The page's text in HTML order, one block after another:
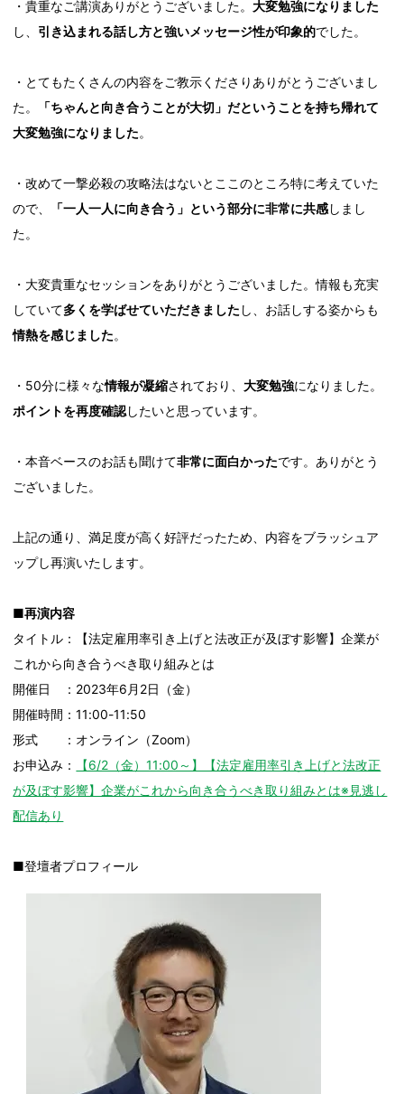
・貴重なご講演ありがとうございました。大変勉強になりました
し、 引き込まれる話し方と強いメッセージ性が印象的でした。
・とてもたくさんの内容をご教示くださりありがとうございまし
た。
「ちゃんと向き合うことが大切」だということを持ち帰れて
大変勉強になりました。
・改めて一撃必殺の攻略法はないとここのところ特に考えていた
ので、
「一人一人に向き合う」という部分に非常に共感しまし
た。
・大変貴重なセッションをありがとうございました。情報も充実
していて多くを学ばせていただきました し、お話しする姿からも
情熱を感じました。
・50分に様々な情報が凝縮されており、大変勉強になりました。
ポイントを再度確認したいと思っています。
・本音ベースのお話も聞けて非常に面白かったです。ありがとう
ございました。
上記の通り、満足度が高く好評だったため、内容をブラッシュア
ップし再演いたします。
■再演内容
タイトル：【法定雇用率引き上げと法改正が及ぼす影響】企業が
これから向き合うべき取り組みとは
開催日 ：2023年6月2日（金）
開催時間：11:00-11:50
形式 ：オンライン（Zoom）
お申込み：
【6/2（金）11:00～】【法定雇用率引き上げと法改正
が及ぼす影響】企業がこれから向き合うべき取り組みとは※見逃し
配信あり
■登壇者プロフィール